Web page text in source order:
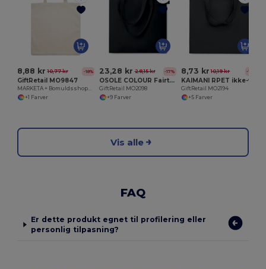
8,88 kr 10,77 kr -18%
GiftRetail MO9847
MARKETA + Bomuldsshoppingtaske 140 gr/m2
+1 Farver
23,28 kr 28,15 kr -17%
OSOLE COLOUR Fairtrade-indkøbspose 140gr/m²
GiftRetail MO2098
+9 Farver
8,73 kr 10,19 kr -14%
GiftRetail MO2194
+5 Farver
Vis alle
FAQ
Er dette produkt egnet til profilering eller
personlig tilpasning?